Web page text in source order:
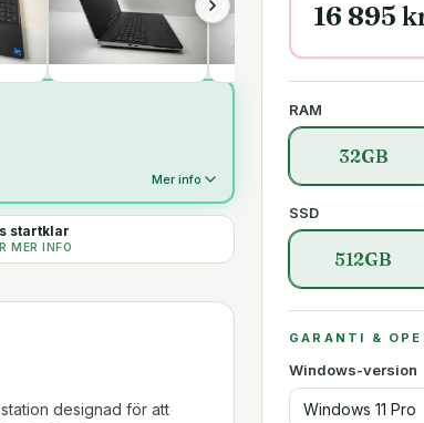
Mer info
startklar
MER INFO
16 895
RAM
32GB
SSD
512GB
GARANTI &
Windows-version
Windows 11 Pro
designad för att